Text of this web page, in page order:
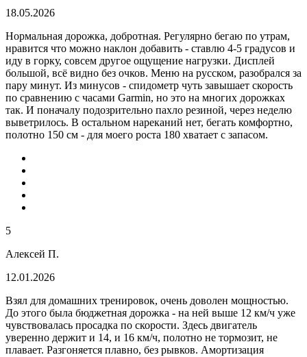
18.05.2026
Нормальная дорожка, добротная. Регулярно бегаю по утрам,
нравится что можно наклон добавить - ставлю 4-5 градусов и
иду в горку, совсем другое ощущение нагрузки. Дисплей
большой, всё видно без очков. Меню на русском, разобрался за
пару минут. Из минусов - спидометр чуть завышает скорость
по сравнению с часами Garmin, но это на многих дорожках
так. И поначалу подозрительно пахло резиной, через неделю
выветрилось. В остальном нареканий нет, бегать комфортно,
полотно 150 см - для моего роста 180 хватает с запасом.
5
Алексей П.
12.01.2026
Взял для домашних тренировок, очень доволен мощностью.
До этого была бюджетная дорожка - на ней выше 12 км/ч уже
чувствовалась просадка по скорости. Здесь двигатель
уверенно держит и 14, и 16 км/ч, полотно не тормозит, не
плавает. Разгоняется плавно, без рывков. Амортизация